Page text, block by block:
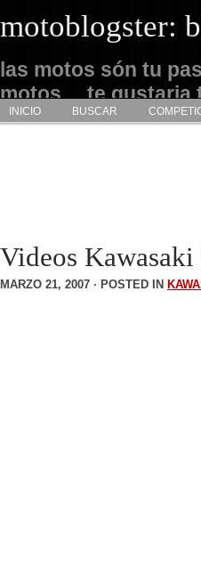
motoblogster:
las motos són tu
motos… te gustaria
admirarlas… este
INICIO BUSCAR
Videos
MARZO 21, 2007 · POSTED IN